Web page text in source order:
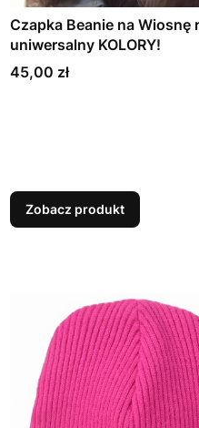
Czapka Beanie na Wiosnę
uniwersalny KOLORY!
Cena
45,00 zł
Zobacz produkt